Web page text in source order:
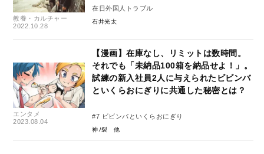
教養・カルチャー
2022.10.28
在日外国人トラブル
石井光太
エンタメ
2023.08.04
【漫画】在庫なし、リミットは数時間。
それでも「未納品100箱を納品せよ！」。
試練の新入社員2人に与えられたビビンバ
といくらおにぎりに共通した秘密とは？
#7 ビビンバといくらおにぎり
神ﾉ裂